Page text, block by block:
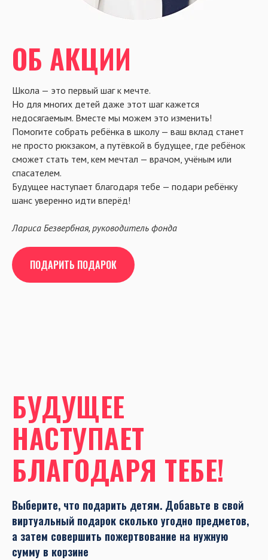
ОБ АКЦИИ
Школа — это первый шаг к мечте.
Но для многих детей даже этот шаг кажется
недосягаемым. Вместе мы можем это изменить!
Помогите собрать ребёнка в школу — ваш вклад станет
не просто рюкзаком, а путёвкой в будущее, где ребёнок
сможет стать тем, кем мечтал — врачом, учёным или
спасателем.
Будущее наступает благодаря тебе — подари ребёнку
шанс уверенно идти вперёд!
Лариса Безвербная, руководитель фонда
ПОДАРИТЬ ПОДАРОК
БУДУЩЕЕ
НАСТУПАЕТ
БЛАГОДАРЯ ТЕБЕ!
Выберите, что подарить детям. Добавьте в свой
виртуальный подарок сколько угодно предметов,
а затем совершить пожертвование на нужную
сумму в корзине